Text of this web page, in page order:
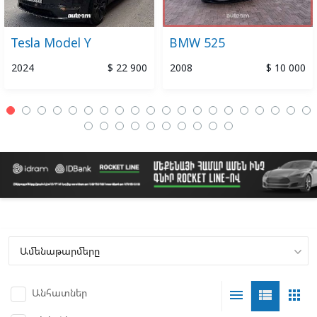
Tesla Model Y
2024 $ 22 900
BMW 525
2008 $ 10 000
Անհատներ apps
view_list
menu